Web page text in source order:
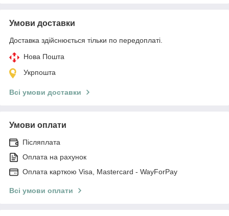
Умови доставки
Доставка здійснюється тільки по передоплаті.
Нова Пошта
Укрпошта
Всі умови доставки
Умови оплати
Післяплата
Оплата на рахунок
Оплата карткою Visa, Mastercard - WayForPay
Всі умови оплати